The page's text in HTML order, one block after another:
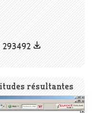
293492
résultantes